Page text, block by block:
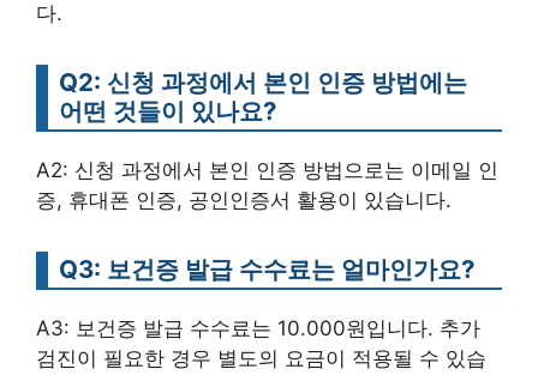
다.
Q2: 신청 과정에서 본인 인증 방법에는
어떤 것들이 있나요?
A2: 신청 과정에서 본인 인증 방법으로는 이메일 인
증, 휴대폰 인증, 공인인증서 활용이 있습니다.
Q3: 보건증 발급 수수료는 얼마인가요?
A3: 보건증 발급 수수료는 10.000원입니다. 추가
검진이 필요한 경우 별도의 요금이 적용될 수 있습